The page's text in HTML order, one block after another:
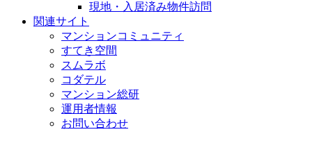
現地・入居済み物件訪問
関連サイト
マンションコミュニティ
すてき空間
スムラボ
コダテル
マンション総研
運用者情報
お問い合わせ